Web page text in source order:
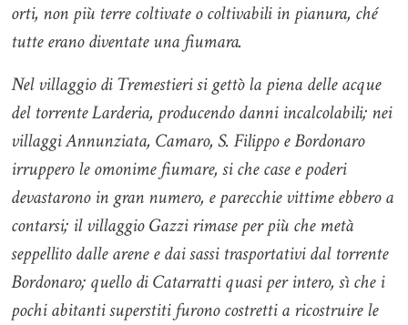
orti, non più terre coltivate o coltivabili in pianura, ché
tutte erano diventate una fiumara.
Nel villaggio di Tremestieri si gettò la piena delle acque
del torrente Larderia, producendo danni incalcolabili; nei
villaggi Annunziata, Camaro, S. Filippo e Bordonaro
irruppero le omonime fiumare, si che case e poderi
devastarono in gran numero, e parecchie vittime ebbero a
contarsi; il villaggio Gazzi rimase per più che metà
seppellito dalle arene e dai sassi trasportativi dal torrente
Bordonaro; quello di Catarratti quasi per intero, sì che i
pochi abitanti superstiti furono costretti a ricostruire le